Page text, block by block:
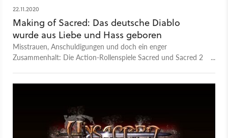
22.11.2020
Making of Sacred: Das deutsche Diablo
wurde aus Liebe und Hass geboren
Misstrauen, Anschuldigungen und doch ein enger
Zusammenhalt: Die Action-Rollenspiele Sacred und Sacred 2